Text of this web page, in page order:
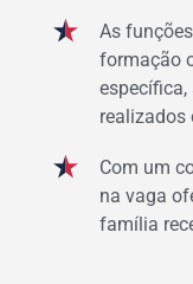
As
formação
realizados
Com um
na vaga
família